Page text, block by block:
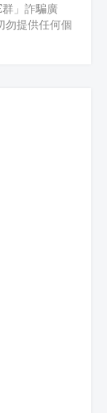
」詐騙廣
勿提供任何個